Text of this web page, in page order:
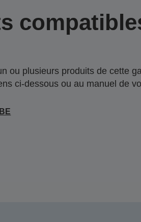
ou plusieurs produits de cette
ci-dessous ou au manuel de